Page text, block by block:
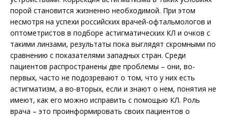
порой становится жизненно необходимой. При этом
несмотря на успехи российских врачей-офтальмологов и
оптометристов в подборе астигматических КЛ и очков с
такими линзами, результаты пока выглядят скромными по
сравнению с показателями западных стран. Среди
пациентов распространены две проблемы – они, во-
первых, часто не подозревают о том, что у них есть
астигматизм, а во-вторых, если и знают о нем, понятия не
имеют, как его можно исправить с помощью КЛ. Роль
врача – это проинформировать своих пациентов о